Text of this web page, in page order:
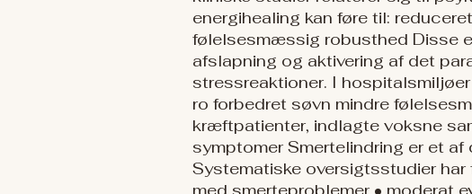
energihealing kan føre til:
følelsesmæssig robusthed Disse
afslapning og aktivering af det
stressreaktioner. I
ro forbedret søvn mindre
kræftpatienter, indlagte voksne
symptomer Smertelindring er et
Systematiske oversigtsstudier